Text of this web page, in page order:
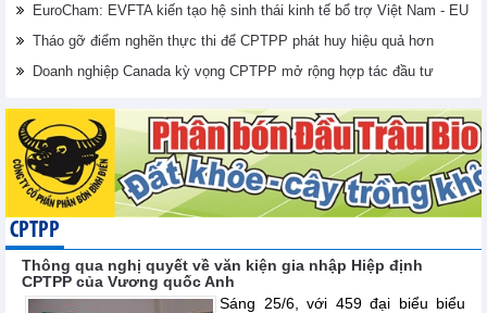
EuroCham: EVFTA kiến tạo hệ sinh thái kinh tế bổ trợ Việt Nam - EU
Tháo gỡ điểm nghẽn thực thi để CPTPP phát huy hiệu quả hơn
Doanh nghiệp Canada kỳ vọng CPTPP mở rộng hợp tác đầu tư
CPTPP
Thông qua nghị quyết về văn kiện gia nhập Hiệp định
CPTPP của Vương quốc Anh
Sáng 25/6, với 459 đại biểu biểu